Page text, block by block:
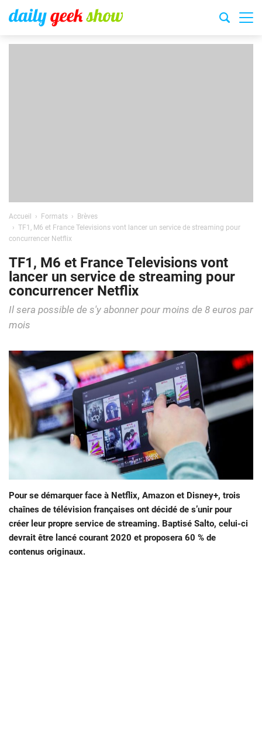
Accueil Formats
Brèves
TF1, M6 et France Televisions vont lancer un service de streaming pour
concurrencer Netflix
TF1, M6 et France Televisions vont
lancer un service de streaming pour
concurrencer Netflix
Il sera possible de s'y abonner pour moins de 8 euros par
mois
Pour se démarquer face à Netflix, Amazon et Disney+, trois
chaînes de télévision françaises ont décidé de s’unir pour
créer leur propre service de streaming. Baptisé Salto, celui-ci
devrait être lancé courant 2020 et proposera 60 % de
contenus originaux.